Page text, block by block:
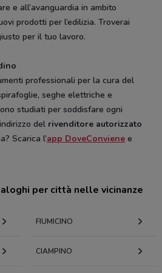
e all’avanguardia in ambito
prodotti per l’edilizia. Troverai
per il tuo lavoro.
professionali per la cura del
seghe elettriche e
studiati per soddisfare ogni
del rivenditore autorizzato
Scarica l’app DoveConviene e
per città nelle vicinanze
FIUMICINO
CIAMPINO